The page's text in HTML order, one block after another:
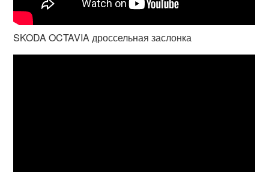
SKODA OCTAVIA дроссельная заслонка